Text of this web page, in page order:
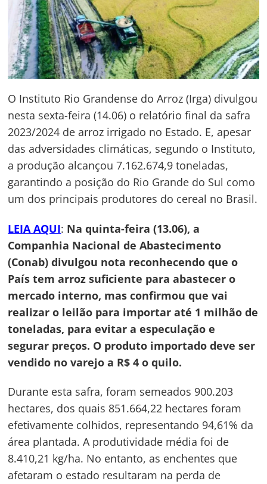
O Instituto Rio Grandense do Arroz (Irga) divulgou
nesta sexta-feira (14.06) o relatório final da safra
2023/2024 de arroz irrigado no Estado. E, apesar
das adversidades climáticas, segundo o Instituto,
a produção alcançou 7.162.674,9 toneladas,
garantindo a posição do Rio Grande do Sul como
um dos principais produtores do cereal no Brasil.
LEIA AQUI: Na quinta-feira (13.06), a
Companhia Nacional de Abastecimento
(Conab) divulgou nota reconhecendo que o
País tem arroz suficiente para abastecer o
mercado interno, mas confirmou que vai
realizar o leilão para importar até 1 milhão de
toneladas, para evitar a especulação e
segurar preços. O produto importado deve ser
vendido no varejo a R$ 4 o quilo.
Durante esta safra, foram semeados 900.203
hectares, dos quais 851.664,22 hectares foram
efetivamente colhidos, representando 94,61% da
área plantada. A produtividade média foi de
8.410,21 kg/ha. No entanto, as enchentes que
afetaram o estado resultaram na perda de